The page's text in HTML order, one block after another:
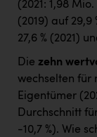
(2021: 1,98
(2019) auf
27,6 % (2021)
Die zehn
wechselten für
Eigentümer
Durchschnitt
-10,7 %). Wie